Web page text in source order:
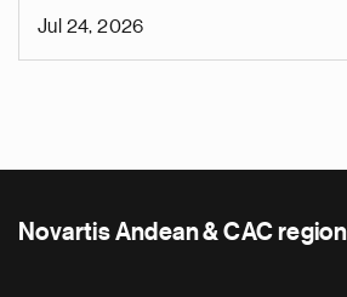
Jul 24, 2026
Novartis Andean & CAC region